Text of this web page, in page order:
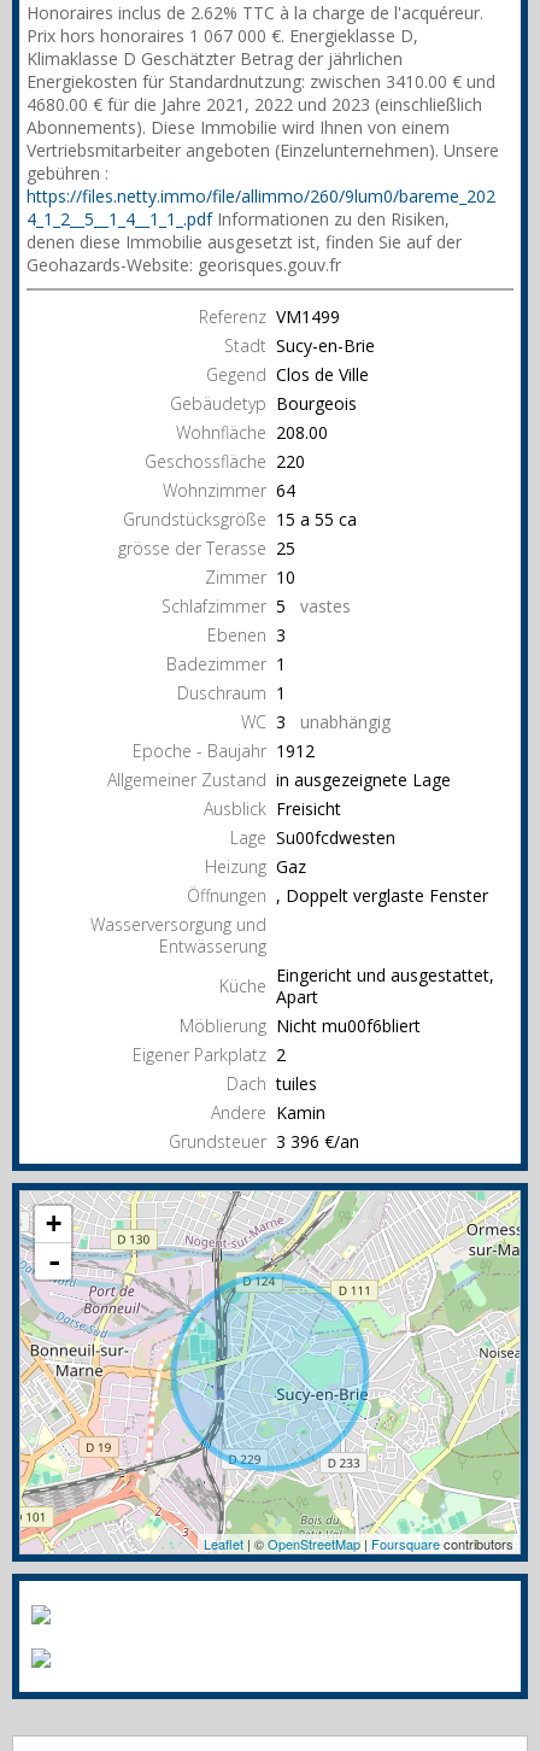
Honoraires inclus de 2.62% TTC à la charge de l'acquéreur.
Prix hors honoraires 1 067 000 €. Energieklasse D,
Klimaklasse D Geschätzter Betrag der jährlichen
Energiekosten für Standardnutzung: zwischen 3410.00 € und
4680.00 € für die Jahre 2021, 2022 und 2023 (einschließlich
Abonnements). Diese Immobilie wird Ihnen von einem
Vertriebsmitarbeiter angeboten (Einzelunternehmen). Unsere
gebühren :
https://files.netty.immo/file/allimmo/260/9lum0/bareme_202
4_1_2__5__1_4__1_1_.pdfInformationen zu den Risiken,
denen diese Immobilie ausgesetzt ist, finden Sie auf der
Geohazards-Website: georisques.gouv.fr
Referenz VM1499
Stadt Sucy-en-Brie
Gegend Clos de Ville
Gebäudetyp Bourgeois
Wohnfläche 208.00
Geschossfläche 220
Wohnzimmer 64
Grundstücksgröße 15 a 55 ca
grösse der Terasse 25
Zimmer 10
Schlafzimmer 5 vastes
Ebenen 3
Badezimmer 1
Duschraum 1
WC 3 unabhängig
Epoche - Baujahr 1912
Allgemeiner Zustand in ausgezeignete Lage
Ausblick Freisicht
Lage Su00fcdwesten
Heizung Gaz
Öffnungen , Doppelt verglaste Fenster
Wasserversorgung und
Entwässerung
Küche Eingericht und ausgestattet,
Apart
Möblierung Nicht mu00f6bliert
Eigener Parkplatz 2
Dach tuiles
Andere Kamin
Grundsteuer 3 396 €/an
+
-
Leaflet | ©OpenStreetMap|Foursquarecontributors